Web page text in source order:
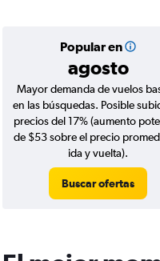
Popular en
agosto
Mayor demanda de vuelos
en las búsquedas. Posible
precios del 17% (aumento
de $53 sobre el precio
ida y vuelta).
Buscar ofertas